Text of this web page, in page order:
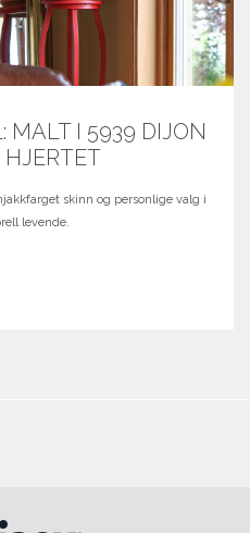
MALT I 5939 DIJON
HJERTET
skinn og personlige valg i
levende.